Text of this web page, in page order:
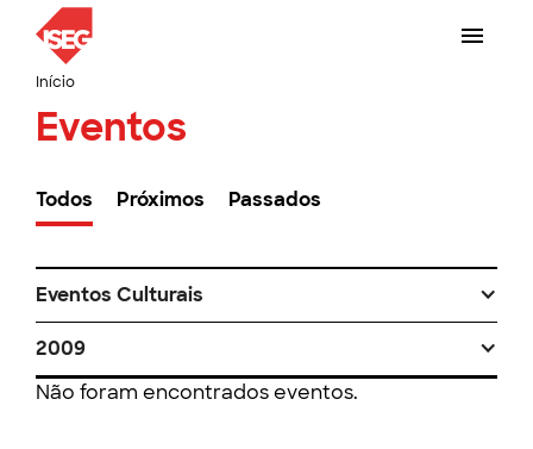
Início
Eventos
Todos Próximos Passados
Eventos Culturais
2009
Não foram encontrados eventos.